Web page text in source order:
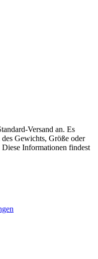
Versand an. Es
Gewichts, Größe oder
Diese Informationen findest